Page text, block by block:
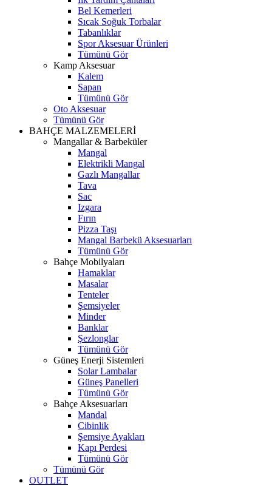
Bel Kemerleri
Sıcak Soğuk Torbalar
Tabanlıklar
Spor Aksesuar Ürünleri
Tümünü Gör
Kamp Aksesuar
Kalem
Sapan
Tümünü Gör
Oto Aksesuar
Tümünü Gör
BAHÇE MALZEMELERİ
Mangallar & Barbeküler
Mangal
Elektrikli Mangal
Gazlı Mangallar
Tava
Sac
Izgara
Fırın
Pizza Taşı
Mangal Barbekü Aksesuarları
Tümünü Gör
Bahçe Mobilyaları
Hamaklar
Masalar
Tenteler
Şemsiyeler
Minder
Banklar
Şezlonglar
Tümünü Gör
Güneş Enerji Sistemleri
Solar Lambalar
Güneş Panelleri
Tümünü Gör
Bahçe Aksesuarları
Mandal
Cibinlik
Şemsiye Ayakları
Kapı Perdesi
Tümünü Gör
Tümünü Gör
OUTLET